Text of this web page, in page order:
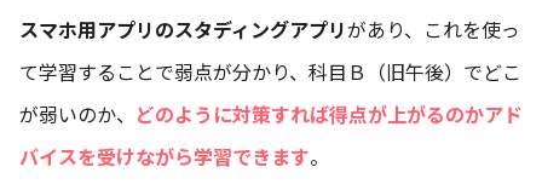
スマホ用アプリのスタディングアプリがあり、これを使っ
て学習することで弱点が分かり、科目Ｂ（旧午後）でどこ
が弱いのか、 どのように対策すれば得点が上がるのかアド
バイスを受けながら学習できます。